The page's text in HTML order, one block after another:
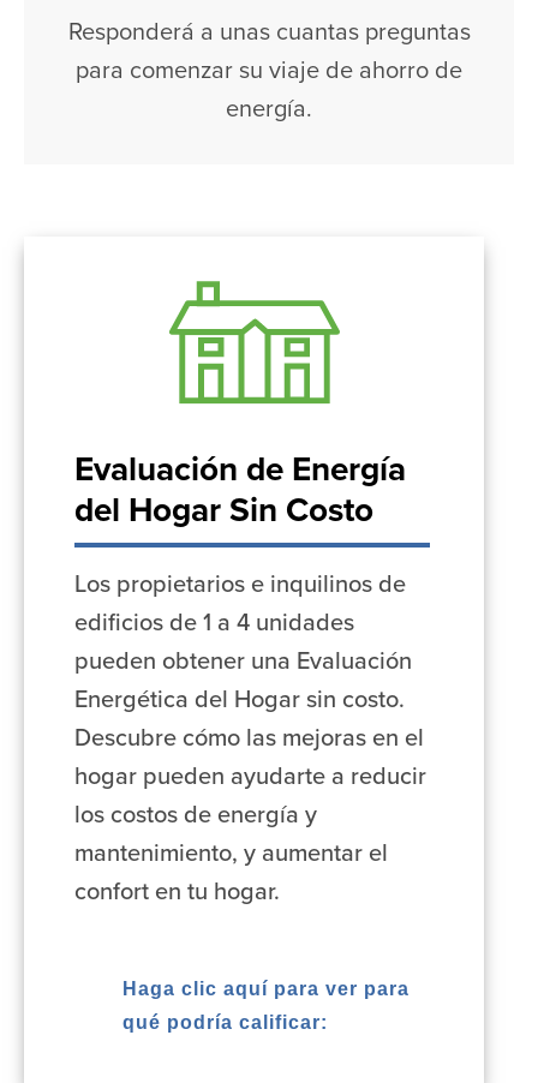
Responderá a unas cuantas preguntas
para comenzar su viaje de ahorro de
energía.
Evaluación de Energía
del Hogar Sin Costo
Los propietarios e inquilinos de
edificios de 1 a 4 unidades
pueden obtener una Evaluación
Energética del Hogar sin costo.
Descubre cómo las mejoras en el
hogar pueden ayudarte a reducir
los costos de energía y
mantenimiento, y aumentar el
confort en tu hogar.
Haga clic aquí para ver para
qué podría calificar: